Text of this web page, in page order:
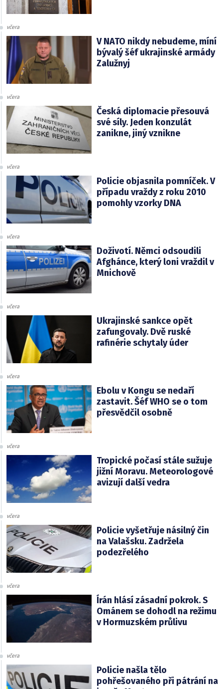
včera
V NATO nikdy nebudeme, míní
bývalý šéf ukrajinské armády
Zalužnyj
včera
Česká diplomacie přesouvá
své síly. Jeden konzulát
zanikne, jiný vznikne
včera
Policie objasnila pomníček. V
případu vraždy z roku 2010
pomohly vzorky DNA
včera
Doživotí. Němci odsoudili
Afghánce, který loni vraždil v
Mnichově
včera
Ukrajinské sankce opět
zafungovaly. Dvě ruské
rafinérie schytaly úder
včera
Ebolu v Kongu se nedaří
zastavit. Šéf WHO se o tom
přesvědčil osobně
včera
Tropické počasí stále sužuje
jižní Moravu. Meteorologové
avizují další vedra
včera
Policie vyšetřuje násilný čin
na Valašsku. Zadržela
podezřelého
včera
Írán hlásí zásadní pokrok. S
Ománem se dohodl na režimu
v Hormuzském průlivu
včera
Policie našla tělo
pohřešovaného při pátrání na